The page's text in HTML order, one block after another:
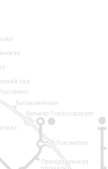
1
Локомотив
сад
Белокаменная
Бульвар Рокоссовского
Преображенская